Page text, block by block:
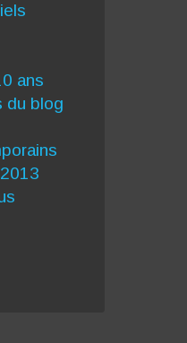
ans
du blog